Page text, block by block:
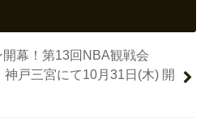
開幕！第13回NBA観戦会
神戸三宮にて10月31日(木) 開